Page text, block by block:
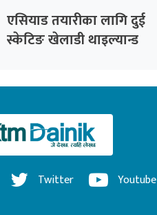
एसियाड तयारीका लागि दुई
स्केटिङ खेलाडी थाइल्यान्ड
Twitter Youtube